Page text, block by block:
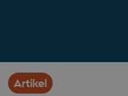
Artikel